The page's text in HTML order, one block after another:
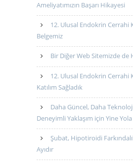
Ameliyatımızın Başarı Hikayesi
12. Ulusal Endokrin Cerrahi
Belgemiz
Bir Diğer Web Sitemizde de
12. Ulusal Endokrin Cerrahi
Katılım Sağladık
Daha Güncel, Daha
Deneyimli Yaklaşım için Yine Yola
Şubat, Hipotiroidi
Ayıdır